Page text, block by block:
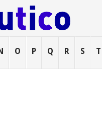
O P Q R S T